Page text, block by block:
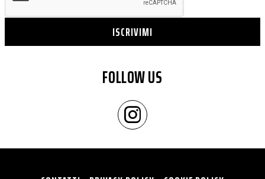
ISCRIVIMI
FOLLOW US